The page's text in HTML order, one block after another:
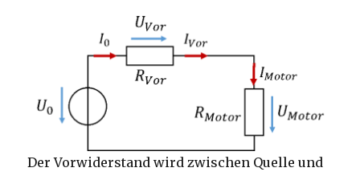
Der Vorwiderstand wird zwischen Quelle und